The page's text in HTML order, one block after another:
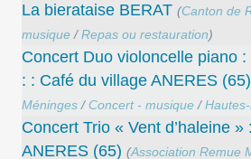
La bierataise BERAT (Canton de
musique/Repas ou restauration)
Concert Duo violoncelle piano :
: : Café du village ANERES (65)
Méninges/ Concert - musique/
Concert Trio « Vent d’haleine
ANERES (65) (Association Remue